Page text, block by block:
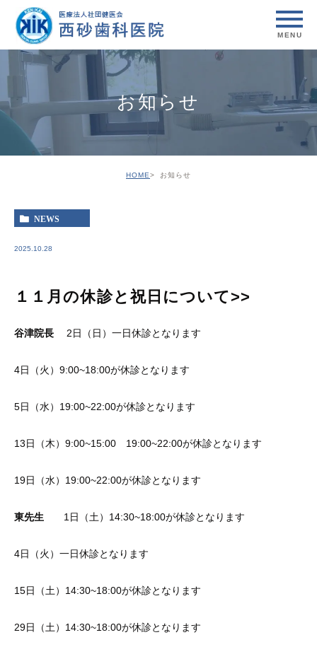
お知らせ
HOME お知らせ
NEWS
2025.10.28
１１月の休診と祝日について>>
谷津院長 2日（日）一日休診となります
4日（火）9:00~18:00が休診となります
5日（水）19:00~22:00が休診となります
13日（木）9:00~15:00 19:00~22:00が休診となります
19日（水）19:00~22:00が休診となります
東先生 1日（土）14:30~18:00が休診となります
4日（火）一日休診となります
15日（土）14:30~18:00が休診となります
29日（土）14:30~18:00が休診となります